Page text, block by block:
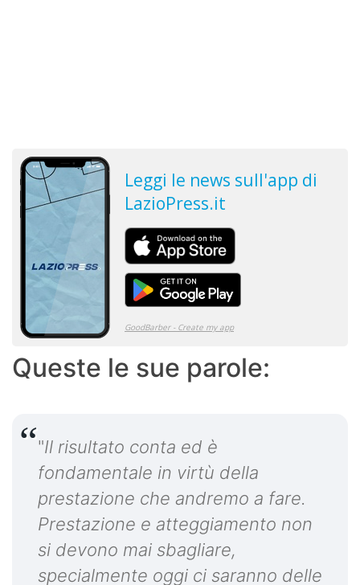
Queste le sue parole:
"Il risultato conta ed è
fondamentale in virtù della
prestazione che andremo a fare.
Prestazione e atteggiamento non
si devono mai sbagliare,
specialmente oggi ci saranno delle